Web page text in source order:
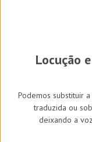
Locução
Podemos substituir
traduzida ou
deixando a